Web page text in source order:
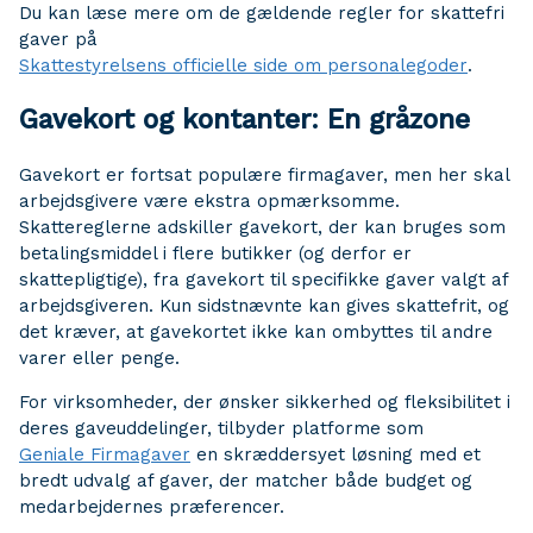
Du kan læse mere om de gældende regler for skattefri
gaver på
Skattestyrelsens officielle side om personalegoder.
Gavekort og kontanter: En gråzone
Gavekort er fortsat populære firmagaver, men her skal
arbejdsgivere være ekstra opmærksomme.
Skattereglerne adskiller gavekort, der kan bruges som
betalingsmiddel i flere butikker (og derfor er
skattepligtige), fra gavekort til specifikke gaver valgt af
arbejdsgiveren. Kun sidstnævnte kan gives skattefrit, og
det kræver, at gavekortet ikke kan ombyttes til andre
varer eller penge.
For virksomheder, der ønsker sikkerhed og fleksibilitet i
deres gaveuddelinger, tilbyder platforme som
Geniale Firmagaver en skræddersyet løsning med et
bredt udvalg af gaver, der matcher både budget og
medarbejdernes præferencer.